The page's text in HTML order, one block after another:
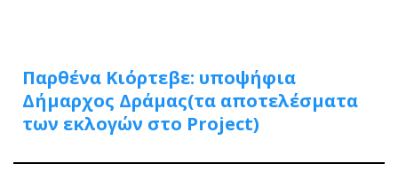
Παρθένα Κιόρτεβε: υποψήφια
Δήμαρχος Δράμας(τα αποτελέσματα
των εκλογών στο Project)